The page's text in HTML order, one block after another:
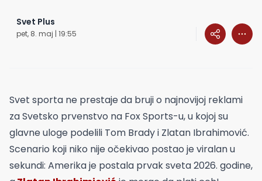
Svet Plus
pet, 8. maj | 19:55
Svet sporta ne prestaje da bruji o najnovijoj reklami
za Svetsko prvenstvo na Fox Sports-u, u kojoj su
glavne uloge podelili Tom Brady i Zlatan Ibrahimović.
Scenario koji niko nije očekivao postao je viralan u
sekundi: Amerika je postala prvak sveta 2026. godine,